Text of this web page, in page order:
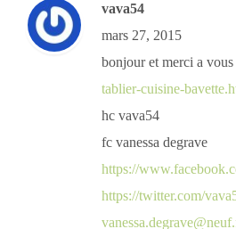
vava54
mars 27, 2015
bonjour et merci a
tablier-cuisine-
hc vava54
fc vanessa degrave
https://
https://twitter.com/